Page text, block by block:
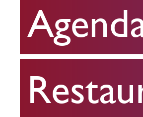
scolaire